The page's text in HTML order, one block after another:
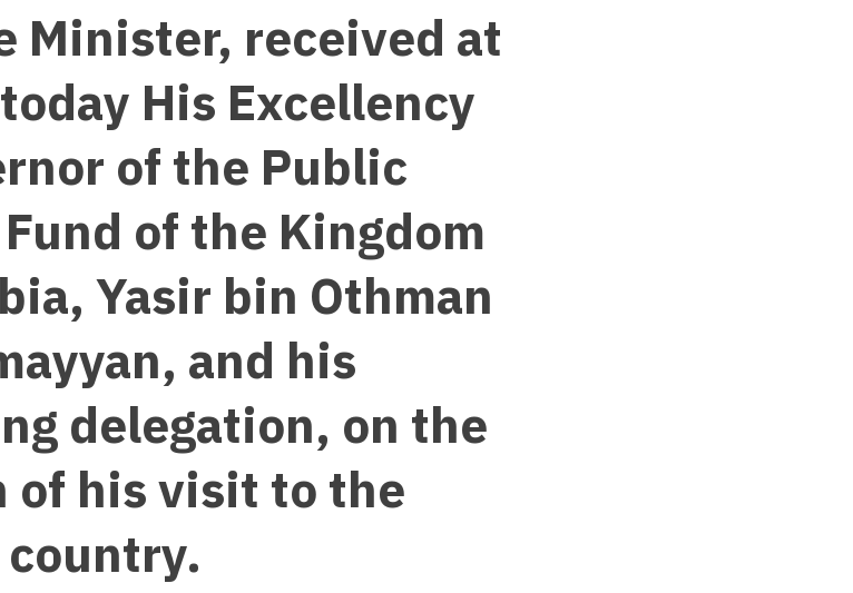
Minister, received at
His Excellency
of the Public
of the Kingdom
Yasir bin Othman
and his
delegation, on the
of his visit to the
country.